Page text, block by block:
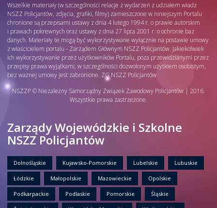
Wszelkie materiały (w szczególności relacje z wydarzeń z udziałem władz
NSZZ Policjantów, zdjęcia, grafiki, filmy) zamieszczone w niniejszym Portalu
chronione są przepisami ustawy z dnia 4 lutego 1994 r. o prawie autorskim
i prawach pokrewnych oraz ustawy z dnia 27 lipca 2001 r. o ochronie baz
danych. Materiały te mogą być wykorzystywane wyłącznie na postawie umowy
z właścicielem portalu - Zarządem Głównym NSZZ Policjantów. Jakiekolwiek
ich wykorzystywanie przez użytkowników Portalu, poza przewidzianymi przez
przepisy prawa wyjątkami, w szczególności dozwolonym użytkiem osobistym,
bez ważnej umowy jest zabronione. ZG NSZZ Policjantów
NSZZP © Niezależny Samorządny Związek Zawodowy Policjantów | 2016.
Wszystkie prawa zastrzeżone.
Zarządy Wojewódzkie i Szkolne
NSZZ Policjantów
Dolnośląskie Kujawsko-Pomorskie Lubelskie Lubuskie
Łódzkie Małopolskie Mazowieckie Opolskie
Podkarpackie Podlaskie Pomorskie Śląskie